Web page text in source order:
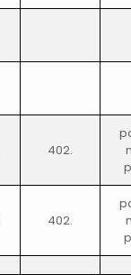
402.
402.